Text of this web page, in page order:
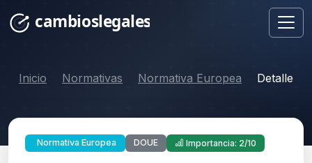
Inicio Normativas Normativa Europea Detalle
Normativa Europea DOUE Importancia: 2/10